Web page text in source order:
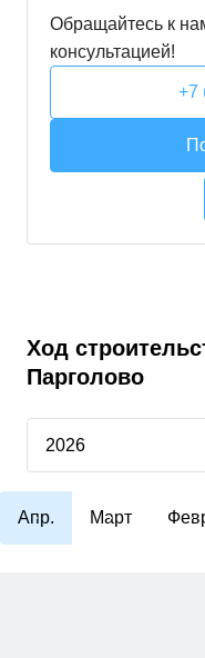
Обращайтесь к
консультацией!
+7
Ход
Парголово
2026
Апр. Март